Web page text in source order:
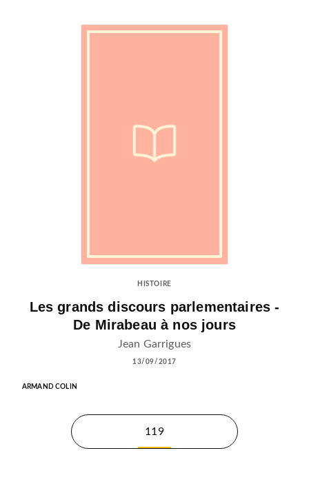
HISTOIRE
Les grands discours parlementaires -
De Mirabeau à nos jours
Jean Garrigues
13/09/2017
ARMAND COLIN
119